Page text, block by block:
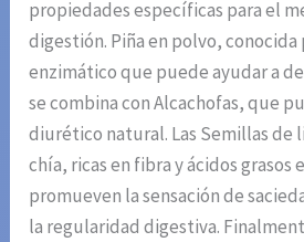
propiedades específicas para el
digestión. Piña en polvo,
enzimático que puede ayudar a
se combina con Alcachofas, que
diurético natural. Las Semillas de
chía, ricas en fibra y ácidos grasos
promueven la sensación de
la regularidad digestiva.